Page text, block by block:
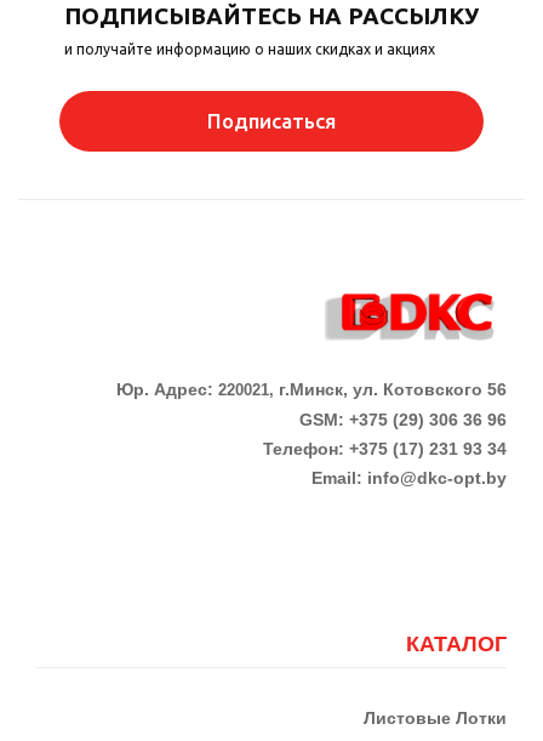
ПОДПИСЫВАЙТЕСЬ НА РАССЫЛКУ
и получайте информацию о наших скидках и акциях
Подписаться
Юр. Адрес: 220021, г.Минск, ул. Котовского 56
GSM: +375 (29) 306 36 96
Телефон: +375 (17) 231 93 34
Email: info@dkc-opt.by
КАТАЛОГ
Листовые Лотки